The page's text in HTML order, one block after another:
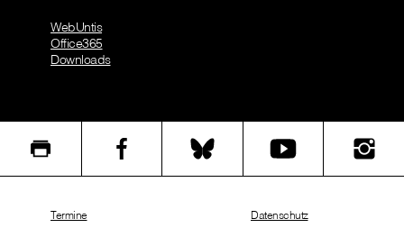
WebUntis
Office365
Downloads
Termine Datenschutz